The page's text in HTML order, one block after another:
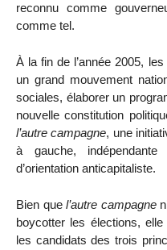
reconnu comme
comme tel.
À la fin de l’année 2005,
un grand mouvement
sociales, élaborer un
nouvelle constitution
l’autre campagne, une
à gauche,
d’orientation anticapitaliste.
Bien que l’autre campagne
boycotter les élections,
les candidats des trois